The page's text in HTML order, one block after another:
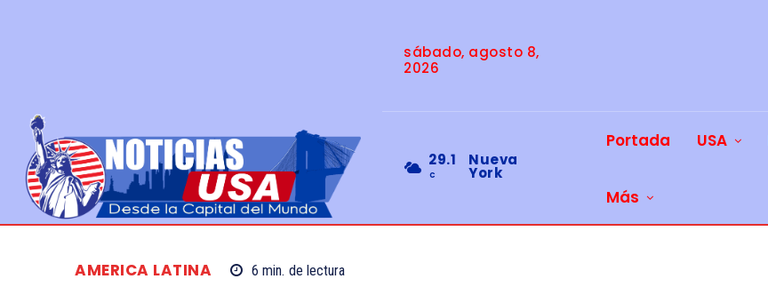
sábado, agosto 8,
2026
29.1
C
Nueva
York
Portada USA
Más
AMERICA LATINA 6 min. de lectura